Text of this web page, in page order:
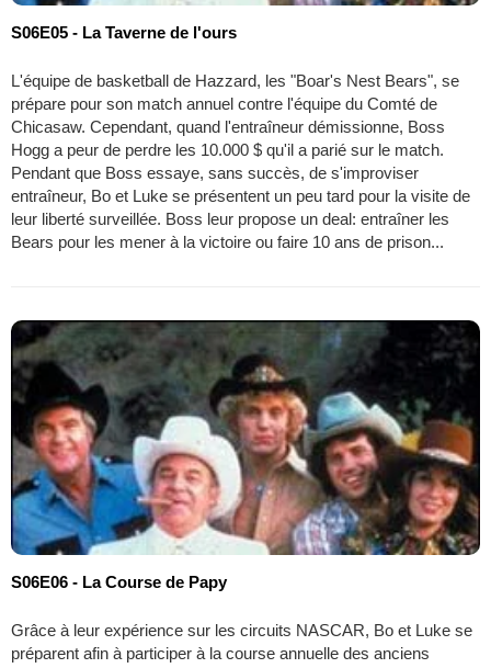
S06E05 - La Taverne de l'ours
L'équipe de basketball de Hazzard, les "Boar's Nest Bears", se
prépare pour son match annuel contre l'équipe du Comté de
Chicasaw. Cependant, quand l'entraîneur démissionne, Boss
Hogg a peur de perdre les 10.000 $ qu'il a parié sur le match.
Pendant que Boss essaye, sans succès, de s'improviser
entraîneur, Bo et Luke se présentent un peu tard pour la visite de
leur liberté surveillée. Boss leur propose un deal: entraîner les
Bears pour les mener à la victoire ou faire 10 ans de prison...
S06E06 - La Course de Papy
Grâce à leur expérience sur les circuits NASCAR, Bo et Luke se
préparent afin à participer à la course annuelle des anciens